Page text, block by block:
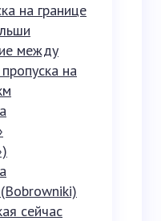
на границе
между
на
сейчас